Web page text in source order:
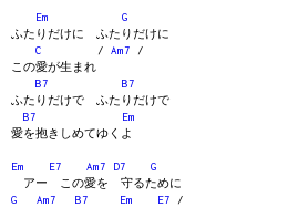
Em
G
ふたりだけに ふたりだけに
C / Am7 /
この愛が生まれ
B7
B7
ふたりだけで ふたりだけで
B7
Em
愛を抱きしめてゆくよ
Em E7 Am7 D7
G
アー この愛を 守るために
G
Am7 B7 Em E7 /